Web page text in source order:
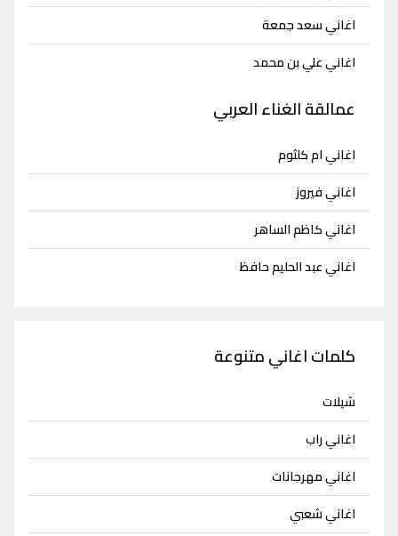
اغاني سعد جمعة
اغاني علي بن محمد
عمالقة الغناء العربي
اغاني ام كلثوم
اغاني فيروز
اغاني كاظم الساهر
اغاني عبد الحليم حافظ
كلمات اغاني متنوعة
شيلات
اغاني راب
اغاني مهرجانات
اغاني شعبي